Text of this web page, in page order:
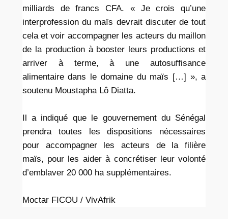
milliards de francs CFA. « Je crois qu’une
interprofession du maïs devrait discuter de tout
cela et voir accompagner les acteurs du maillon
de la production à booster leurs productions et
arriver à terme, à une autosuffisance
alimentaire dans le domaine du maïs […] », a
soutenu Moustapha Lô Diatta.
Il a indiqué que le gouvernement du Sénégal
prendra toutes les dispositions nécessaires
pour accompagner les acteurs de la filière
maïs, pour les aider à concrétiser leur volonté
d’emblaver 20 000 ha supplémentaires.
Moctar FICOU / VivAfrik